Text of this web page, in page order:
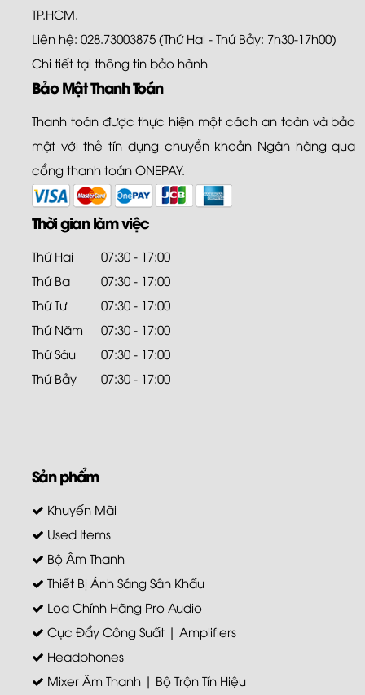
TP.HCM.
Liên hệ: 028.73003875 (Thứ Hai - Thứ Bảy: 7h30-17h00)
Chi tiết tại thông tin bảo hành
Bảo Mật Thanh Toán
Thanh toán được thực hiện một cách an toàn và bảo
mật với thẻ tín dụng chuyển khoản Ngân hàng qua
cổng thanh toán ONEPAY.
Thời gian làm việc
Thứ Hai
07:30 - 17:00
Thứ Ba
07:30 - 17:00
Thứ Tư
07:30 - 17:00
Thứ Năm
07:30 - 17:00
Thứ Sáu
07:30 - 17:00
Thứ Bảy
07:30 - 17:00
Sản phẩm
Khuyến Mãi
Used Items
Bộ Âm Thanh
Thiết Bị Ánh Sáng Sân Khấu
Loa Chính Hãng Pro Audio
Cục Đẩy Công Suất | Amplifiers
Headphones
Mixer Âm Thanh | Bộ Trộn Tín Hiệu